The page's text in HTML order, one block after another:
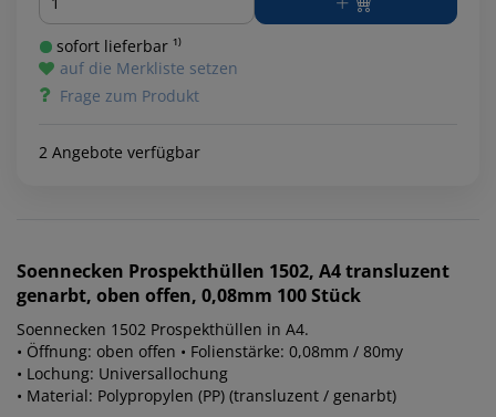
sofort lieferbar ¹⁾
auf die Merkliste setzen
Frage zum Produkt
2 Angebote verfügbar
Soennecken Prospekthüllen 1502, A4 transluzent
genarbt, oben offen, 0,08mm 100 Stück
Soennecken 1502 Prospekthüllen in A4.
• Öffnung: oben offen • Folienstärke: 0,08mm / 80my
• Lochung: Universallochung
• Material: Polypropylen (PP) (transluzent / genarbt)